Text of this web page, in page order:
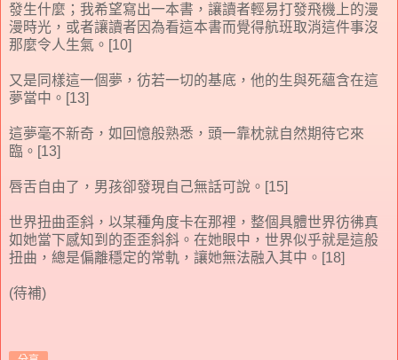
發生什麼；我希望寫出一本書，讓讀者輕易打發飛機上的漫
漫時光，或者讓讀者因為看這本書而覺得航班取消這件事沒
那麼令人生氣。[10]
又是同樣這一個夢，彷若一切的基底，他的生與死蘊含在這
夢當中。[13]
這夢毫不新奇，如回憶般熟悉，頭一靠枕就自然期待它來
臨。[13]
唇舌自由了，男孩卻發現自己無話可說。[15]
世界扭曲歪斜，以某種角度卡在那裡，整個具體世界彷彿真
如她當下感知到的歪歪斜斜。在她眼中，世界似乎就是這般
扭曲，總是偏離穩定的常軌，讓她無法融入其中。[18]
(待補)